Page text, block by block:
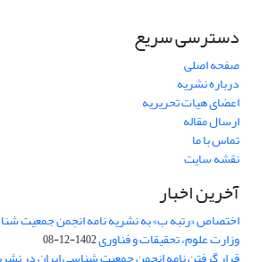
دسترسی سریع
صفحه اصلی
درباره نشریه
اعضای هیات تحریریه
ارسال مقاله
تماس با ما
نقشه سایت
آخرین اخبار
اختصاص «رتبه ب» به نشریه نامه انجمن جمعیت
وزارت علوم، تحقیقات و فناوری1402-12-08